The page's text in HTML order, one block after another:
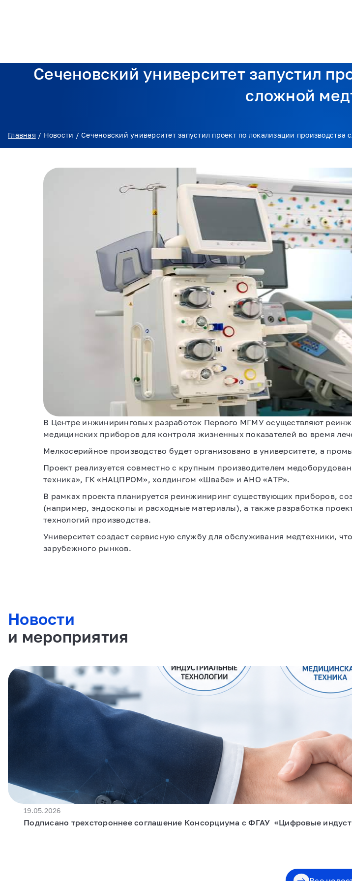
Сеченовский университет запустил
сложной
Главная / Новости / Сеченовский университет запустил проект по локализации производства
В Центре инжиниринговых разработок Первого МГМУ осуществляют
медицинских приборов для контроля жизненных показателей во время
Мелкосерийное производство будет организовано в университете, а
Проект реализуется совместно с крупным производителем
техника», ГК «НАЦПРОМ», холдингом «Швабе» и АНО «АТР».
В рамках проекта планируется реинжиниринг существующих приборов,
(например, эндоскопы и расходные материалы), а также разработка
технологий производства.
Университет создаст сервисную службу для обслуживания медтехники,
зарубежного рынков.
Новости
и мероприятия
19.05.2026
Подписано трехстороннее соглашение Консорциума с ФГАУ «Цифровые